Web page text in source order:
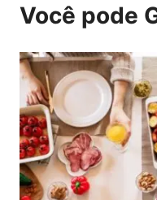
Você pode